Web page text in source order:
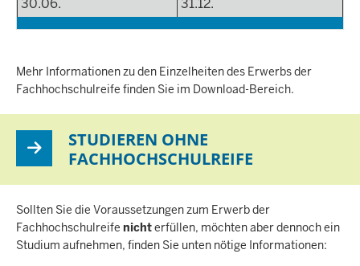
30.06.
31.12.
Mehr Informationen zu den Einzelheiten des Erwerbs der
Fachhochschulreife finden Sie im Download-Bereich.
STUDIEREN OHNE
FACHHOCHSCHULREIFE
Sollten Sie die Voraussetzungen zum Erwerb der
Fachhochschulreife nichterfüllen, möchten aber dennoch ein
Studium aufnehmen, finden Sie unten nötige Informationen: